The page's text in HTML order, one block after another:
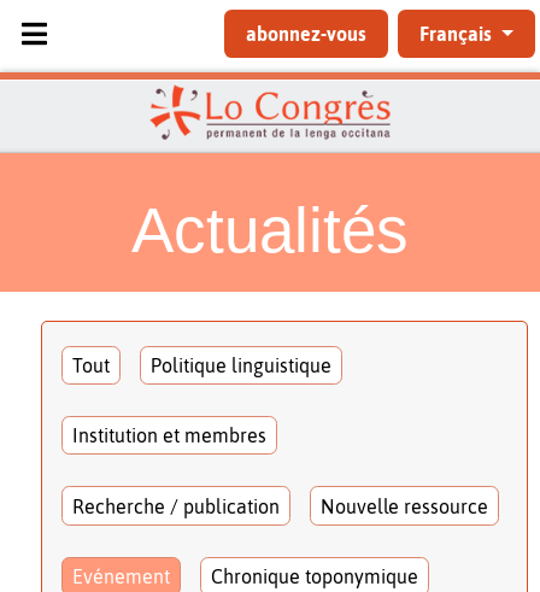
Sélectionnez votre langue
abonnez-vous Français
Actualités
Tout Politique linguistique
Institution et membres
Recherche / publication Nouvelle ressource
Evénement Chronique toponymique